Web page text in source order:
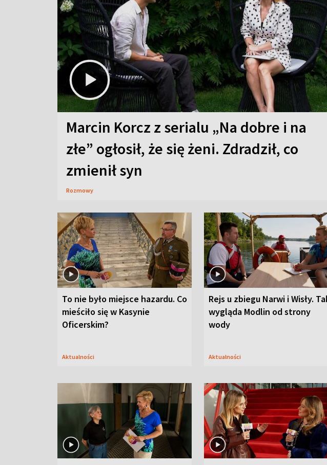
Marcin Korcz z serialu „Na dobre i na
złe” ogłosił, że się żeni. Zdradził, co
zmienił syn
Rozmowy
To nie było miejsce hazardu. Co
mieściło się w Kasynie
Oficerskim?
Aktualności
Rejs u zbiegu Narwi i Wisły.
wygląda Modlin od strony
wody
Aktualności